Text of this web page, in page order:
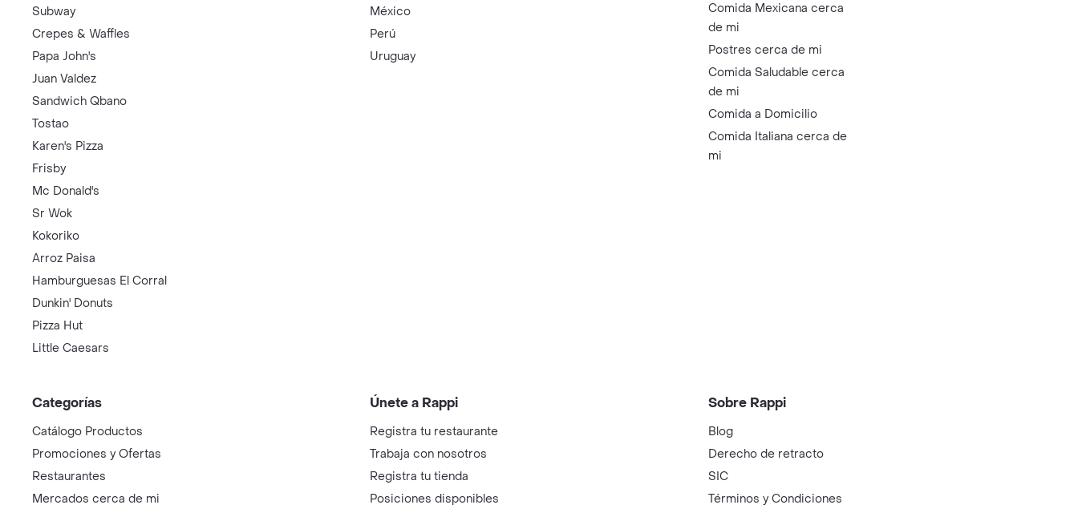
Subway
Crepes & Waffles
Papa John's
Juan Valdez
Sandwich Qbano
Tostao
Karen's Pizza
Frisby
Mc Donald's
Sr Wok
Kokoriko
Arroz Paisa
Hamburguesas El Corral
Dunkin' Donuts
Pizza Hut
Little Caesars
México
Perú
Uruguay
Comida Mexicana cerca
de mi
Postres cerca de mi
Comida Saludable cerca
de mi
Comida a Domicilio
Comida Italiana cerca de
mi
Categorías
Catálogo Productos
Promociones y Ofertas
Restaurantes
Mercados cerca de mi
Únete a Rappi
Registra tu restaurante
Trabaja con nosotros
Registra tu tienda
Posiciones disponibles
Sobre Rappi
Blog
Derecho de retracto
SIC
Términos y Condiciones